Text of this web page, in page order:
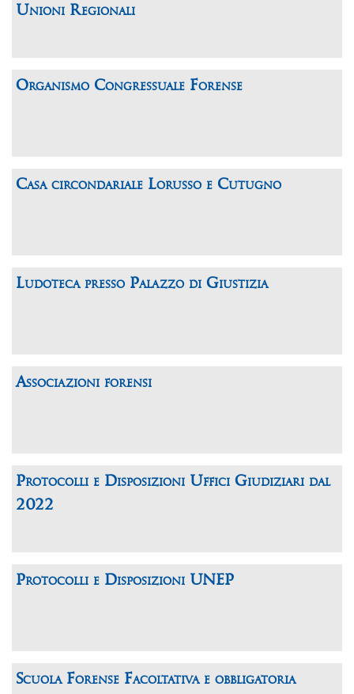
Unioni Regionali
Organismo Congressuale Forense
Casa circondariale Lorusso e Cutugno
Ludoteca presso Palazzo di Giustizia
Associazioni forensi
Protocolli e Disposizioni Uffici Giudiziari dal
2022
Protocolli e Disposizioni UNEP
Scuola Forense Facoltativa e obbligatoria